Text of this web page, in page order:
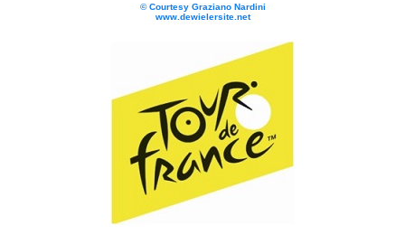
© Courtesy Graziano Nardini
www.dewielersite.net